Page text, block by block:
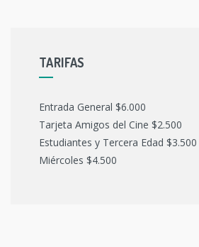
TARIFAS
Entrada General $6.000
Tarjeta Amigos del Cine $2.500
Estudiantes y Tercera Edad $3.500
Miércoles $4.500